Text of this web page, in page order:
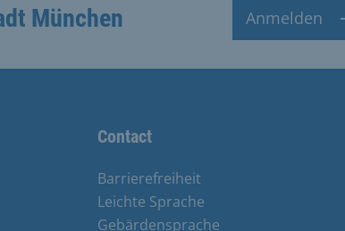
München Anmelden
Contact
Barrierefreiheit
Leichte Sprache
Gebärdensprache